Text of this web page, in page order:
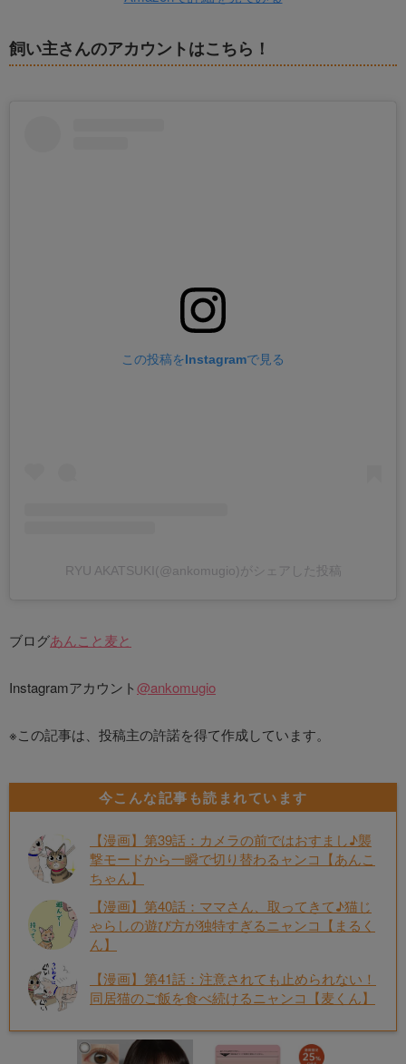
飼い主さんのアカウントはこちら！
この投稿をInstagramで見る
RYU AKATSUKI(@ankomugio)がシェアした投稿
ブログあんこと麦と
Instagramアカウント@ankomugio
※この記事は、投稿主の許諾を得て作成しています。
今こんな記事も読まれています
【漫画】第39話：カメラの前ではおすまし♪襲
撃モードから一瞬で切り替わるャンコ【あんこ
ちゃん】
【漫画】第40話：ママさん、取ってきて♪猫じ
ゃらしの遊び方が独特すぎるニャンコ【まるく
ん】
【漫画】第41話：注意されても止められない！
同居猫のご飯を食べ続けるニャンコ【麦くん】